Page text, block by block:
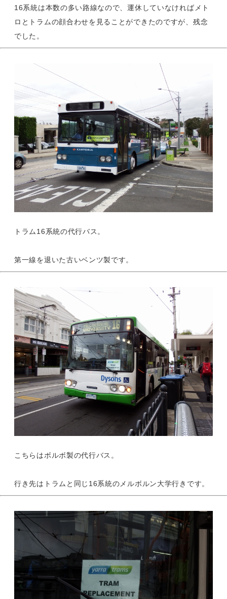
16系統は本数の多い路線なので、運休していなければメト
ロとトラムの顔合わせを見ることができたのですが、残念
でした。
トラム16系統の代行バス。
第一線を退いた古いベンツ製です。
こちらはボルボ製の代行バス。
行き先はトラムと同じ16系統のメルボルン大学行きです。